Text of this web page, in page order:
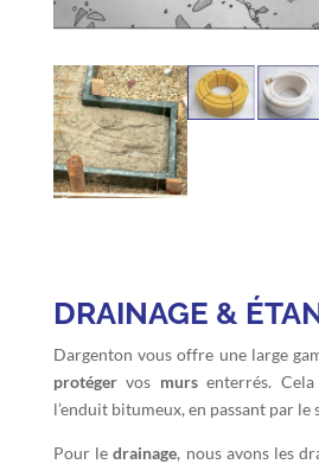
DRAINAGE &
Dargenton vous offre une large
protégervos mursenterrés.
l’enduit bitumeux, en passant par le
Pour ledrainage, nous avons les